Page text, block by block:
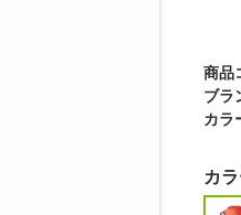
商品
ブラ
カラ
カ